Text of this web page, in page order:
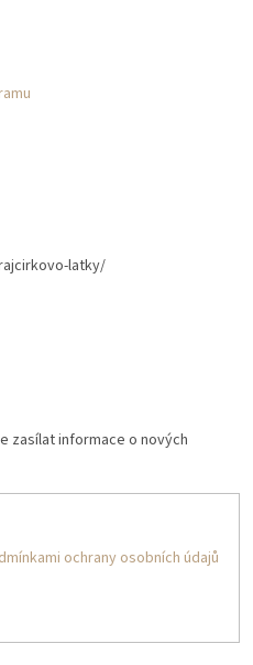
latky/
zasílat informace o nových
ochrany osobních údajů